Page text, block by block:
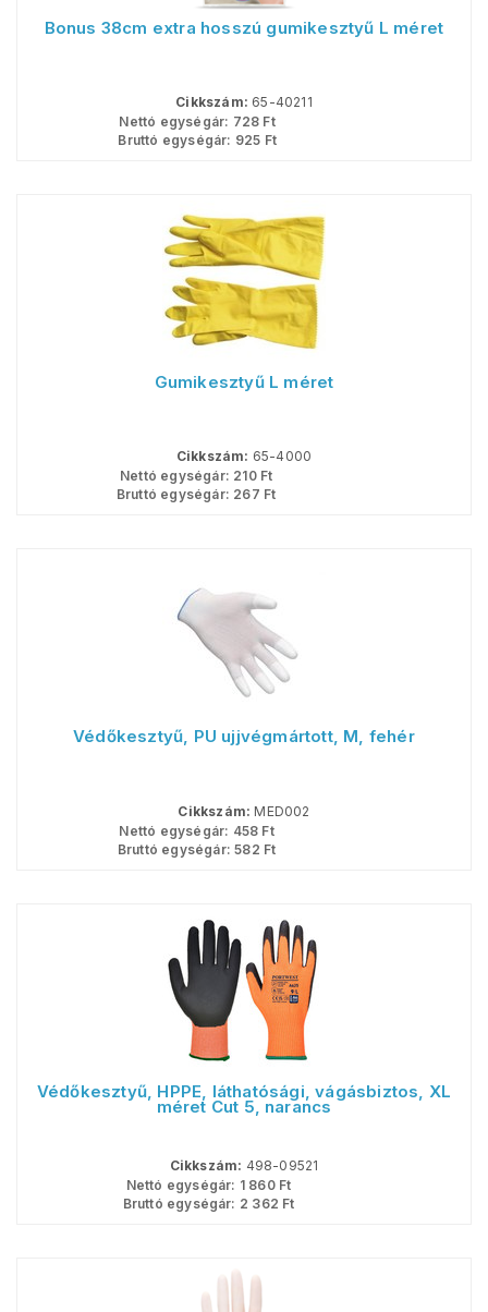
Bonus 38cm extra hosszú gumikesztyű L méret
Cikkszám: 65-40211
Nettó egységár: 728 Ft
Bruttó egységár: 925 Ft
Gumikesztyű L méret
Cikkszám: 65-4000
Nettó egységár: 210Ft
Bruttó egységár: 267 Ft
Védőkesztyű, PU ujjvégmártott, M, fehér
Cikkszám: MED002
Nettó egységár: 458 Ft
Bruttó egységár: 582 Ft
Védőkesztyű, HPPE, láthatósági, vágásbiztos, XL
méret Cut 5, narancs
Cikkszám: 498-09521
Nettó egységár: 1 860Ft
Bruttó egységár: 2 362 Ft